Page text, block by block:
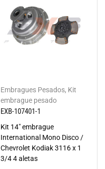
Embragues Pesados, Kit
embrague pesado
EXB-107401-1
Kit 14" embrague
International Mono Disco /
Chevrolet Kodiak 3116 x 1
3/4 4 aletas